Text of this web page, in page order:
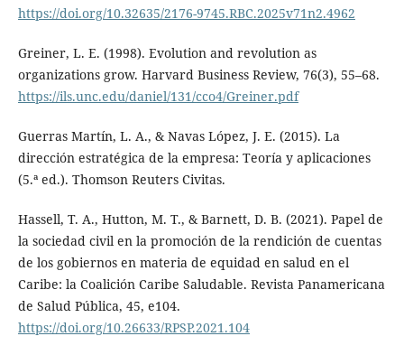
https://doi.org/10.32635/2176-9745.RBC.2025v71n2.4962
Greiner, L. E. (1998). Evolution and revolution as
organizations grow. Harvard Business Review, 76(3), 55–68.
https://ils.unc.edu/daniel/131/cco4/Greiner.pdf
Guerras Martín, L. A., & Navas López, J. E. (2015). La
dirección estratégica de la empresa: Teoría y aplicaciones
(5.ª ed.). Thomson Reuters Civitas.
Hassell, T. A., Hutton, M. T., & Barnett, D. B. (2021). Papel de
la sociedad civil en la promoción de la rendición de cuentas
de los gobiernos en materia de equidad en salud en el
Caribe: la Coalición Caribe Saludable. Revista Panamericana
de Salud Pública, 45, e104.
https://doi.org/10.26633/RPSP.2021.104